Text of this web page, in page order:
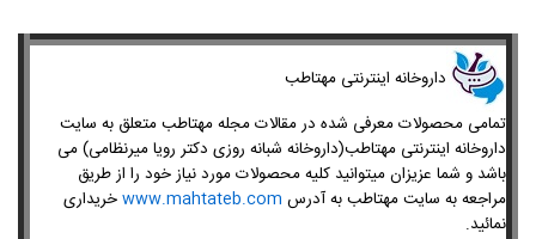
داروخانه اینترنتی مهتاطب
تمامی محصولات معرفی شده در مقالات مجله مهتاطب متعلق به سایت
داروخانه اینترنتی مهتاطب(داروخانه شبانه روزی دکتر رویا میرنظامی) می
باشد و شما عزیزان میتوانید کلیه محصولات مورد نیاز خود را از طریق
مراجعه به سایت مهتاطب به آدرس www.mahtateb.comخریداری
نمائید.